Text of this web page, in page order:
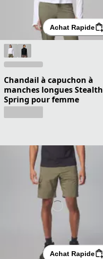
Achat Rapide
Chandail à capuchon à
manches longues Stealth
Spring pour femme
Achat Rapide